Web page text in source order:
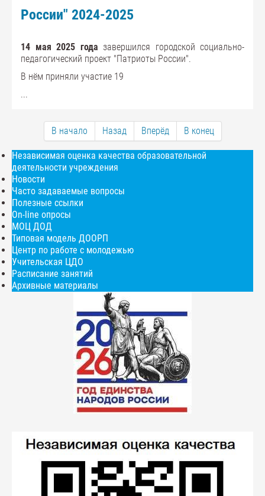
России" 2024-2025
14 мая 2025 года завершился городской социально-
педагогический проект "Патриоты России".
В нём приняли участие 19
...
В начало Назад Вперёд В конец
Независимая оценка качества образовательной
деятельности учреждения
Новости
Часто задаваемые вопросы
Полезные ссылки
On-line опросы
МОЦ ДОД
Типовая модель ДООРП
Центр по работе с молодежью
Учительская ЦДО
Расписание занятий
Архивные материалы